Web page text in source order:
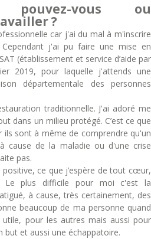
pouvez-vous ou
?
car j'ai du mal à m'inscrire
j'ai pu faire une mise en
(établissement et service d’aide par
2019, pour laquelle j'attends une
départementale des personnes
traditionnelle. J'ai adoré me
dans un milieu protégé. C’est ce que
ils sont à même de comprendre qu'un
cause de la maladie ou d'une crise
pas.
ce que j’espère de tout cœur,
Le plus difficile pour moi c'est la
à cause, très certainement, des
beaucoup de ma personne quand
pour les autres mais aussi pour
but et aussi une échappatoire.